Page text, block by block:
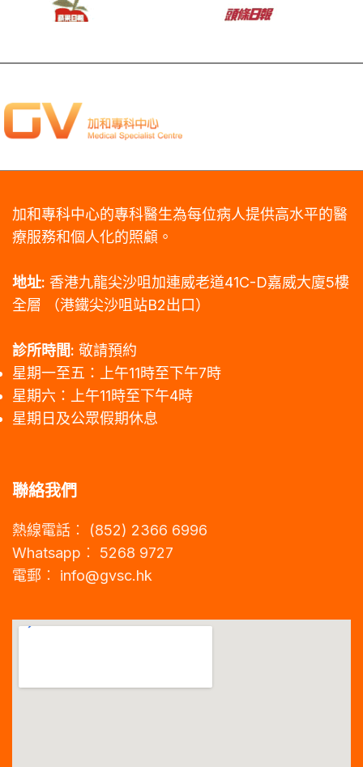
加和專科中心的專科醫生為每位病人提供高水平的醫
療服務和個人化的照顧。
地址: 香港九龍尖沙咀加連威老道41C-D嘉威大廈5樓
全層 （港鐵尖沙咀站B2出口）
診所時間: 敬請預約
星期一至五：上午11時至下午7時
星期六：上午11時至下午4時
星期日及公眾假期休息
聯絡我們
熱線電話︰ (852) 2366 6996
Whatsapp︰ 5268 9727
電郵︰ info@gvsc.hk